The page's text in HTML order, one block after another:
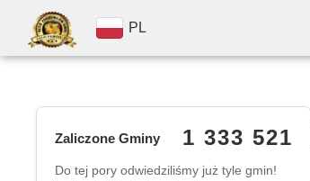
PL
Zaliczone Gminy 1 333 521
Do tej pory odwiedziliśmy już tyle gmin!